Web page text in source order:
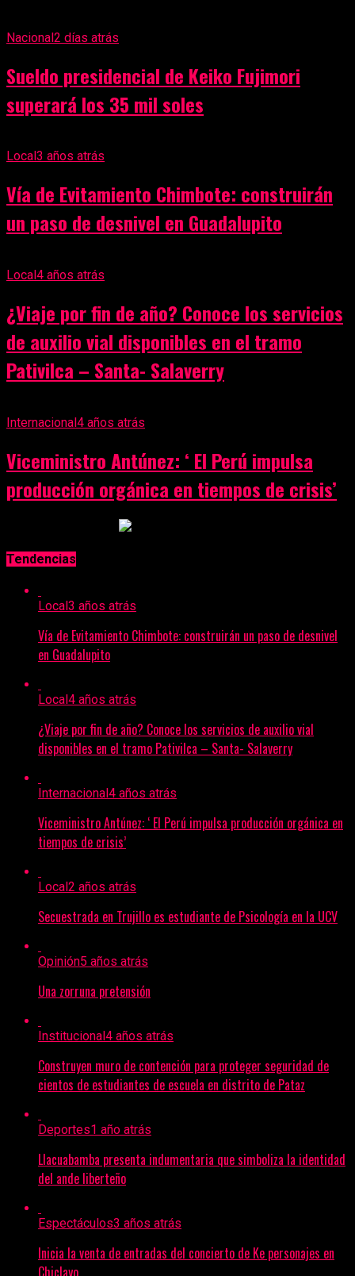
Nacional2 días atrás
Sueldo presidencial de Keiko Fujimori
superará los 35 mil soles
Local 3 años atrás
Vía de Evitamiento Chimbote: construirán
un paso de desnivel en Guadalupito
Local 4 años atrás
¿Viaje por fin de año? Conoce los servicios
de auxilio vial disponibles en el tramo
Pativilca – Santa- Salaverry
Internacional4 años atrás
Viceministro Antúnez: ‘ El Perú impulsa
producción orgánica en tiempos de crisis’
Tendencias
Local 3 años atrás
Vía de Evitamiento Chimbote: construirán un paso de desnivel
en Guadalupito
Local 4 años atrás
¿Viaje por fin de año? Conoce los servicios de auxilio vial
disponibles en el tramo Pativilca – Santa- Salaverry
Internacional 4 años atrás
Viceministro Antúnez: ‘ El Perú impulsa producción orgánica en
tiempos de crisis’
Local 2 años atrás
Secuestrada en Trujillo es estudiante de Psicología en la UCV
Opinión5 años atrás
Una zorruna pretensión
Institucional 4 años atrás
Construyen muro de contención para proteger seguridad de
cientos de estudiantes de escuela en distrito de Pataz
Deportes1 año atrás
Llacuabamba presenta indumentaria que simboliza la identidad
del ande liberteño
Espectáculos3 años atrás
Inicia la venta de entradas del concierto de Ke personajes en